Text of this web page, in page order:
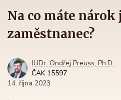
Na co máte nárok
zaměstnanec?
JUDr. Ondřej Preuss, Ph.D.
ČAK 15597
14. října 2023